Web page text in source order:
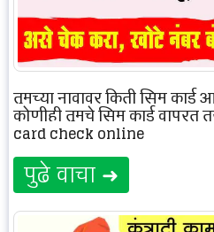
तुमच्या नावावर किती सिम
कोणीही तुमचे सिम कार्ड वापरत
card check online
पुढे वाचा ➜